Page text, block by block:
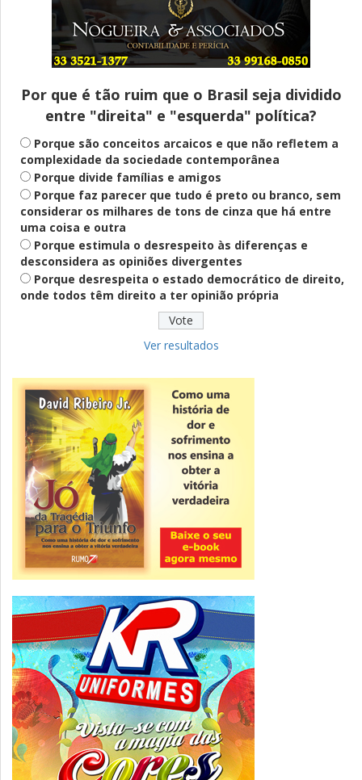
Entenda
Pix Pensão Alimentícia: entenda o que é
e como solicitar
Saúde Mental
Plataforma oferece escuta em saúde
mental para jovens no SUS Digital
Definido
PT lança Patrus Ananias como candidato
ao governo de Minas Gerais
Fies: pré-selecionados têm até terça
para complementar informações
Novidade
CNPJ alfanumérico começa a ser emitido
nesta sexta
ver todas »
Por que é tão ruim que o Brasil seja dividido
entre "direita" e "esquerda" política?
Porque são conceitos arcaicos e que não refletem a
complexidade da sociedade contemporânea
Porque divide famílias e amigos
Porque faz parecer que tudo é preto ou branco, sem
considerar os milhares de tons de cinza que há entre
uma coisa e outra
Porque estimula o desrespeito às diferenças e
desconsidera as opiniões divergentes
Porque desrespeita o estado democrático de direito,
onde todos têm direito a ter opinião própria
Ver resultados